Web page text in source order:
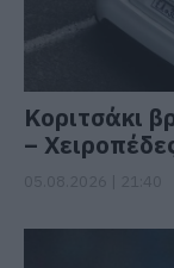
Κοριτσάκι
–